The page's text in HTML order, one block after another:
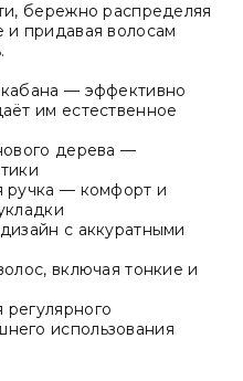
бережно распределяя
и придавая волосам
— эффективно
им естественное
дерева —
ручка — комфорт и
с аккуратными
включая тонкие и
использования